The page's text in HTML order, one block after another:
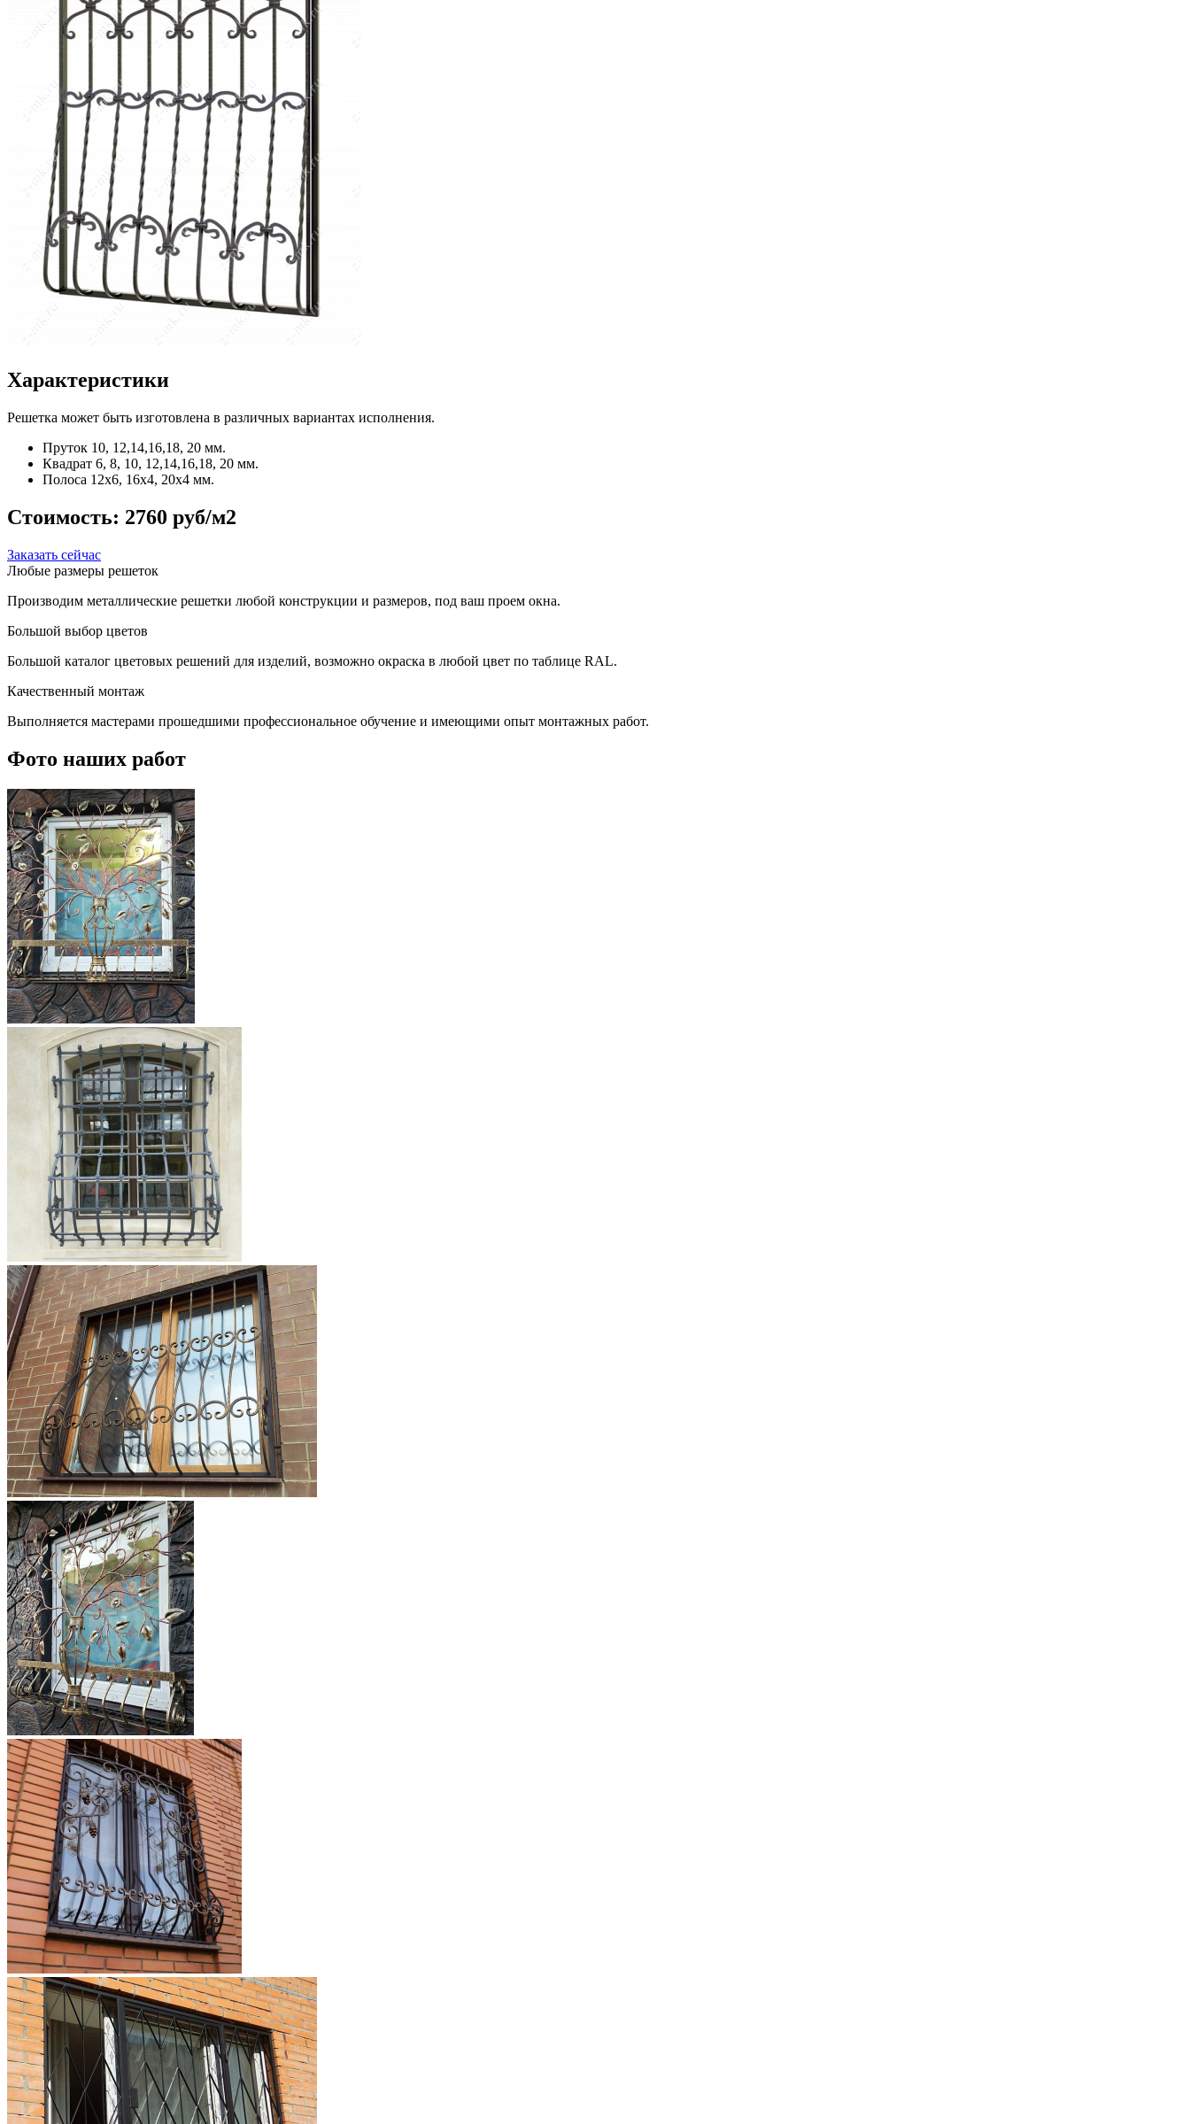
Характеристики
Решетка может быть изготовлена в различных вариантах исполнения.
Пруток 10, 12,14,16,18, 20 мм.
Квадрат 6, 8, 10, 12,14,16,18, 20 мм.
Полоса 12x6, 16x4, 20x4 мм.
Стоимость: 2760 руб/м2
Заказать сейчас
Любые размеры решеток
Производим металлические решетки любой конструкции и размеров, под ваш проем окна.
Большой выбор цветов
Большой каталог цветовых решений для изделий, возможно окраска в любой цвет по таблице RAL.
Качественный монтаж
Выполняется мастерами прошедшими профессиональное обучение и имеющими опыт монтажных работ.
Фото наших работ